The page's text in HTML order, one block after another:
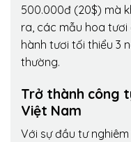
500.000đ (20$) mà
ra, các mẫu hoa
hành tươi tối thiểu 3
thường.
Trở thành công
Việt Nam
Với sự đầu tư